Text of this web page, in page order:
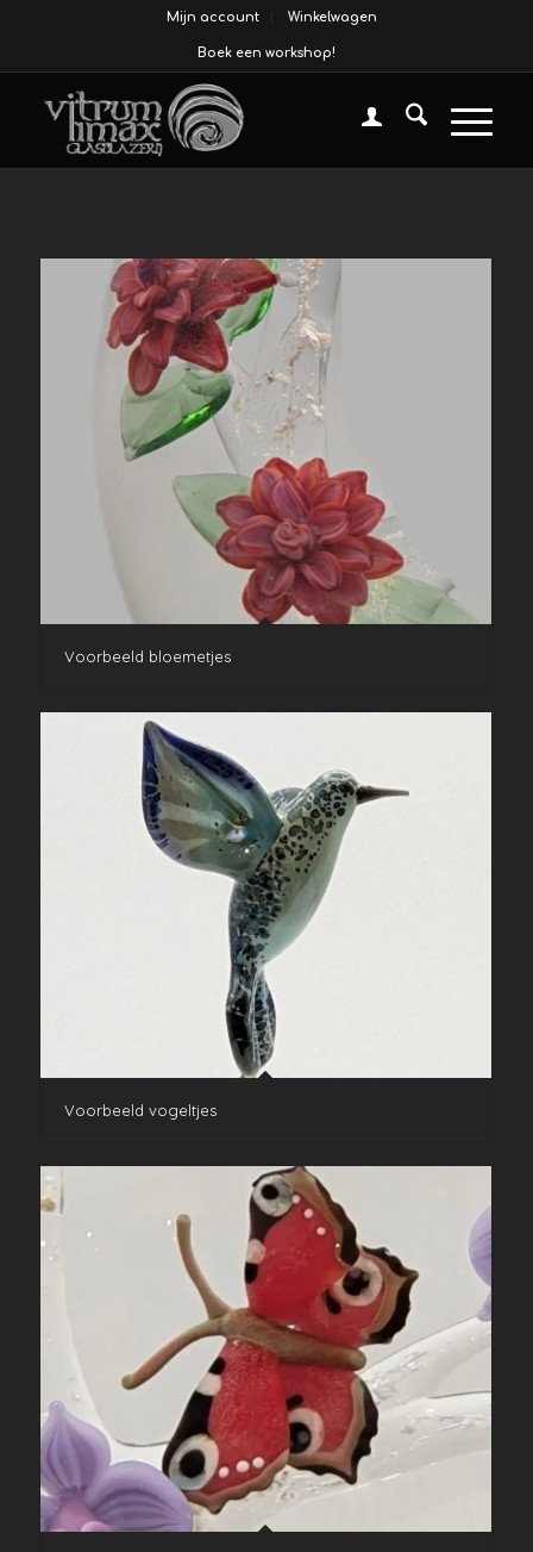
Mijn account Winkelwagen
Boek een workshop!
Voorbeeld bloemetjes
Voorbeeld vogeltjes